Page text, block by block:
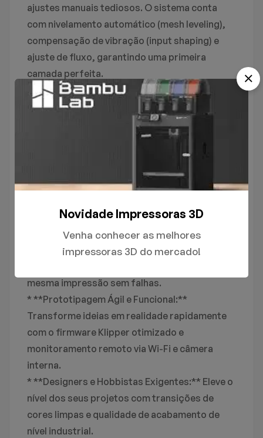
ajustes manuais tediosos. O sistema conta
com nivelamento automático (mesh leveling),
compensação de vibração (input shaping) e
ajuste de fluxo, garantindo uma primeira
camada perfeita.
* **Gestão de Filamento Descomplicada:**
Sistema com carregamento automático (auto-
loading), modo “backup” (que troca
automaticamente para outro rolo quando o
atual acaba) e leitura RFID para filamentos
* **Impressão Multicor e Multimaterial:** Crie
peças com suportes solúveis (PVA) ou combine
mesma impressão sem falhas.
* **Prototipagem Ágil e Funcional:**
Transforme ideias em realidade rapidamente
com o firmware Klipper otimizado e
monitoramento remoto via Wi-Fi e câmera
interna.
* **Designers e Hobbistas Exigentes:** Eleve o
nível dos seus projetos com transições de
cores limpas e qualidade de acabamento de
nível industrial.
Novidade Impressoras 3D
Venha conhecer as melhores
impressoras 3D do mercado!